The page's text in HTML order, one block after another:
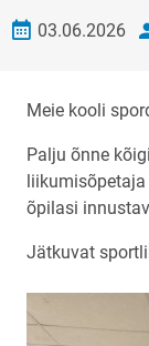
Loomise kuupäev
03.06.2026
Meie kooli
Palju õnne
liikumisõpetaja
õpilasi
Jätkuvat